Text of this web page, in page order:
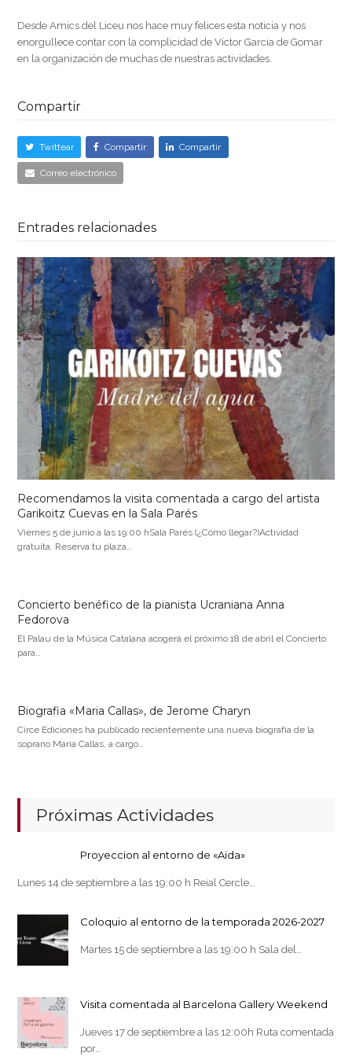
Desde Amics del Liceu nos hace muy felices esta noticia y nos
enorgullece contar con la complicidad de Víctor Garcia de Gomar
en la organización de muchas de nuestras actividades.
Compartir
Twittear Compartir Compartir
Correo electrónico
Entrades relacionades
Recomendamos la visita comentada a cargo del artista
Garikoitz Cuevas en la Sala Parés
Viernes 5 de junio a las 19:00 hSala Parés (¿Cómo llegar?)Actividad
gratuita. Reserva tu plaza…
Concierto benéfico de la pianista Ucraniana Anna
Fedorova
El Palau de la Música Catalana acogerá el próximo 18 de abril el Concierto
para…
Biografia «Maria Callas», de Jerome Charyn
Circe Ediciones ha publicado recientemente una nueva biografía de la
soprano Maria Callas, a cargo…
Próximas Actividades
Proyeccion al entorno de «Aida»
Lunes 14 de septiembre a las 19:00 h Reial Cercle…
Coloquio al entorno de la temporada 2026-2027
Martes 15 de septiembre a las 19:00 h Sala del…
Visita comentada al Barcelona Gallery Weekend
Jueves 17 de septiembre a las 12:00h Ruta comentada
por…